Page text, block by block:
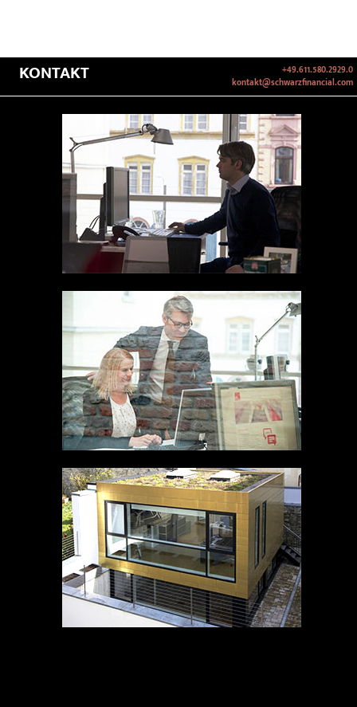
KONTAKT
+49.611.580.2929.0
kontakt@schwarzfinancial.com